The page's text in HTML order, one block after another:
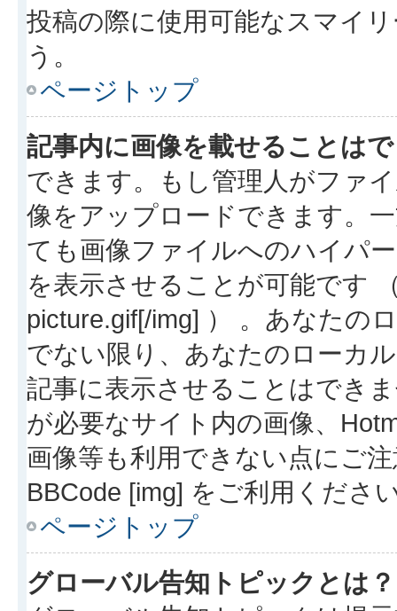
投稿の際に使用可能なスマイ
う。
ページトップ
記事内に画像を載せることは
できます。もし管理人がファ
像をアップロードできます。
ても画像ファイルへのハイパ
を表示させることが可能です
picture.gif[/img] ） 。あなたの
でない限り、あなたのローカ
記事に表示させることはでき
が必要なサイト内の画像、
画像等も利用できない点にご
BBCode [img] をご利用くださ
ページトップ
グローバル告知トピックとは？